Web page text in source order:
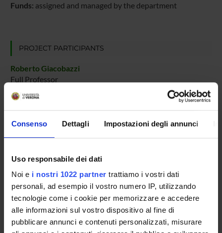
Consenso Dettagli Impostazioni degli annunci
Uso responsabile dei dati
Noi e i nostri 1022 partner trattiamo i vostri dati
personali, ad esempio il vostro numero IP, utilizzando
tecnologie come i cookie per memorizzare e accedere
alle informazioni sul vostro dispositivo al fine di
pubblicare annunci e contenuti personalizzati, misurare
Funds: assigned and managed by the department
PROJECT PARTICIPANTS
Roberto Giacobazzi
Full Professor
Isabella Mastroeni
Nicola Fausto Spoto
Associate Professor
PUBLICATIONS
TITLE
AUTHORS
Bisimulation congruences in safe ambients Merro,